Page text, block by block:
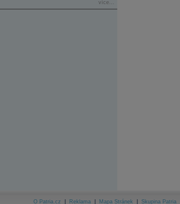
více...
O Patria.cz Reklama Mapa Stránek Skupina Patria